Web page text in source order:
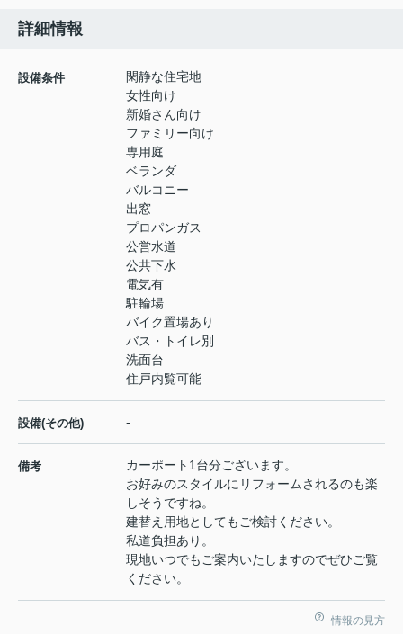
詳細情報
設備条件
閑静な住宅地
女性向け
新婚さん向け
ファミリー向け
専用庭
ベランダ
バルコニー
出窓
プロパンガス
公営水道
公共下水
電気有
駐輪場
バイク置場あり
バス・トイレ別
洗面台
住戸内覧可能
設備(その他) -
備考
カーポート1台分ございます。
お好みのスタイルにリフォームされるのも楽
しそうですね。
建替え用地としてもご検討ください。
私道負担あり。
現地いつでもご案内いたしますのでぜひご覧
ください。
情報の見方